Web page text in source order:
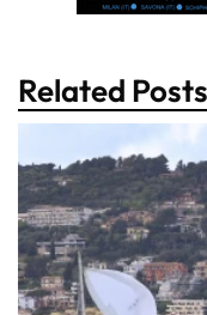
Related Posts